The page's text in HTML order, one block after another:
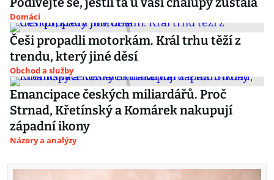
Domácí
Češi propadli motorkám. Král trhu těží z
trendu, který jiné děsí
Obchod a služby
Emancipace českých miliardářů. Proč
Strnad, Křetínský a Komárek nakupují
západní ikony
Názory a analýzy